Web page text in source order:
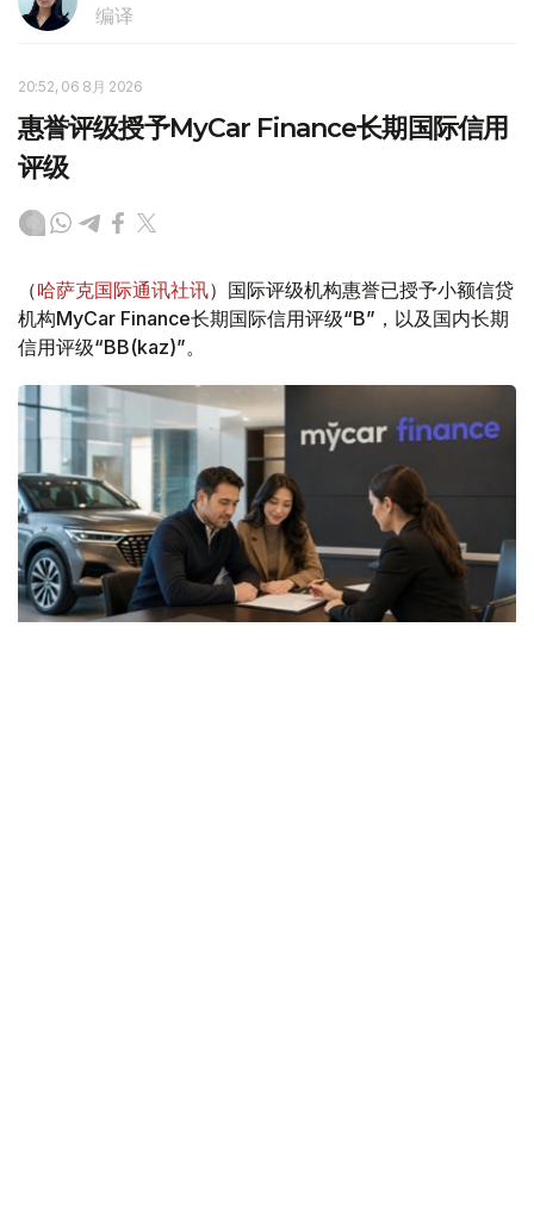
编译
20:52, 06 8月 2026
惠誉评级授予MyCar Finance长期国际信用
评级
（哈萨克国际通讯社讯）国际评级机构惠誉已授予小额信贷
机构MyCar Finance长期国际信用评级“B”，以及国内长期
信用评级“BB(kaz)”。